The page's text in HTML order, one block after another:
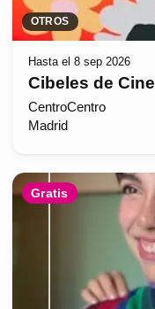
OTROS
Hasta el 8 sep 2026
Cibeles de Cine
CentroCentro
Madrid
Gratis